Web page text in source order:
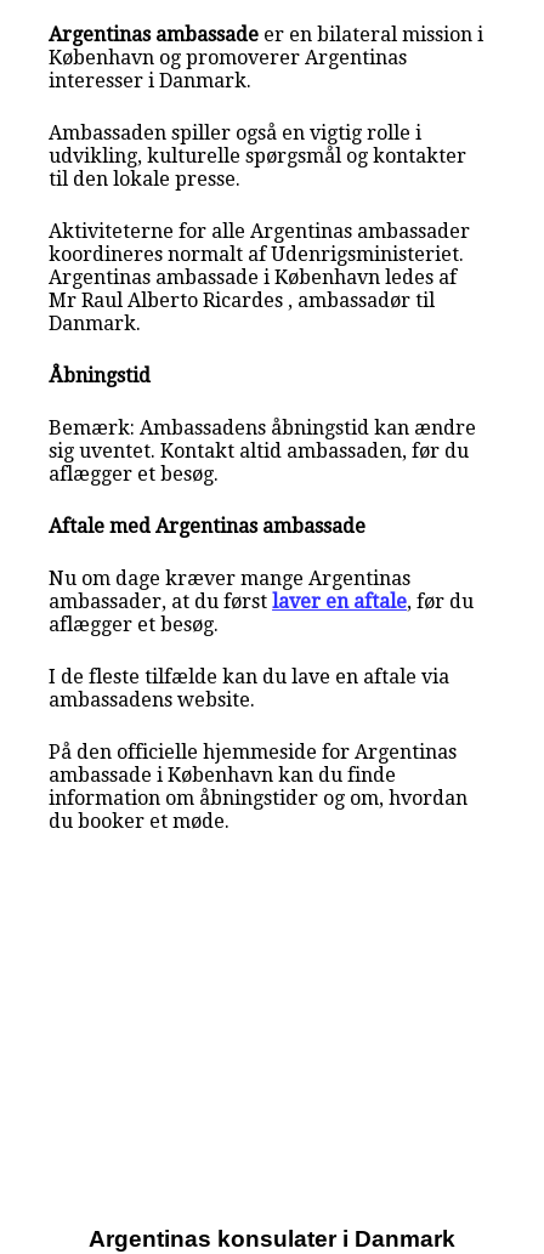
Argentinas ambassade er en bilateral mission i
København og promoverer Argentinas
interesser i Danmark.
Ambassaden spiller også en vigtig rolle i
udvikling, kulturelle spørgsmål og kontakter
til den lokale presse.
Aktiviteterne for alle Argentinas ambassader
koordineres normalt af Udenrigsministeriet.
Argentinas ambassade i København ledes af
Mr Raul Alberto Ricardes , ambassadør til
Danmark.
Åbningstid
Bemærk: Ambassadens åbningstid kan ændre
sig uventet. Kontakt altid ambassaden, før du
aflægger et besøg.
Aftale med Argentinas ambassade
Nu om dage kræver mange Argentinas
ambassader, at du førstlaver en aftale, før du
aflægger et besøg.
I de fleste tilfælde kan du lave en aftale via
ambassadens website.
På den officielle hjemmeside for Argentinas
ambassade i København kan du finde
information om åbningstider og om, hvordan
du booker et møde.
Argentinas konsulater i Danmark